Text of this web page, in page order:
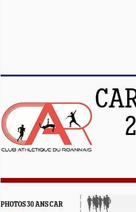
PHOTOS 30 ANS CAR